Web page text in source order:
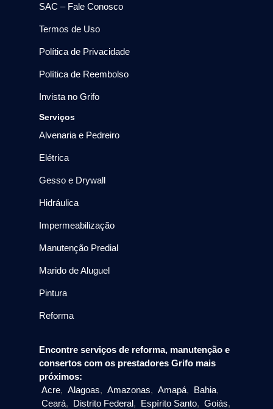
SAC – Fale Conosco
Termos de Uso
Política de Privacidade
Política de Reembolso
Invista no Grifo
Serviços
Alvenaria e Pedreiro
Elétrica
Gesso e Drywall
Hidráulica
Impermeabilização
Manutenção Predial
Marido de Aluguel
Pintura
Reforma
Encontre serviços de reforma, manutenção e
consertos com os prestadores Grifo mais
próximos:
Acre, Alagoas, Amazonas, Amapá, Bahia,
Ceará, Distrito Federal, Espírito Santo, Goiás,